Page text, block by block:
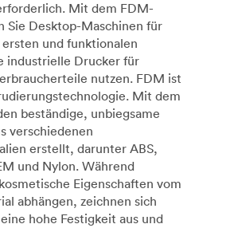
Mit dem FDM-
Sie Desktop-Maschinen für
und funktionalen
industrielle Drucker für
nutzen. FDM ist
Mit dem
beständige, unbiegsame
verschiedenen
erstellt, darunter ABS,
und Nylon. Während
Eigenschaften vom
abhängen, zeichnen sich
hohe Festigkeit aus und